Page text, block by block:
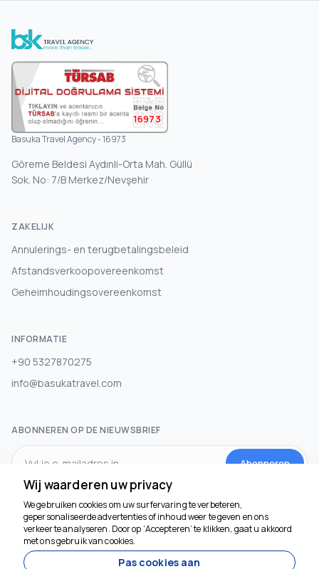
16973
Basuka Travel Agency - 16973
Göreme Beldesi Aydınli-Orta Mah. Güllü
Sok. No: 7/B Merkez/Nevşehir
ZAKELIJK
Annulerings- en terugbetalingsbeleid
Afstandsverkoopovereenkomst
Geheimhoudingsovereenkomst
INFORMATIE
+90 5327870275
info@basukatravel.com
ABONNEREN OP DE NIEUWSBRIEF
Abonneren
SOCIALE MEDIA
Wij waarderen uw privacy
We gebruiken cookies om uw surfervaring te verbeteren,
gepersonaliseerde advertenties of inhoud weer te geven en ons
verkeer te analyseren. Door op ‘Accepteren’ te klikken, gaat u akkoord
met ons gebruik van cookies.
Pas cookies aan
We helpen je graag